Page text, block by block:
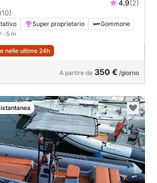
4.9(2)
Super proprietario
Gommone
· 5 m
nelle ultime 24h
A partire da 350 € /giorno